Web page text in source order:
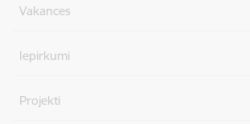
Vakances
Iepirkumi
Projekti